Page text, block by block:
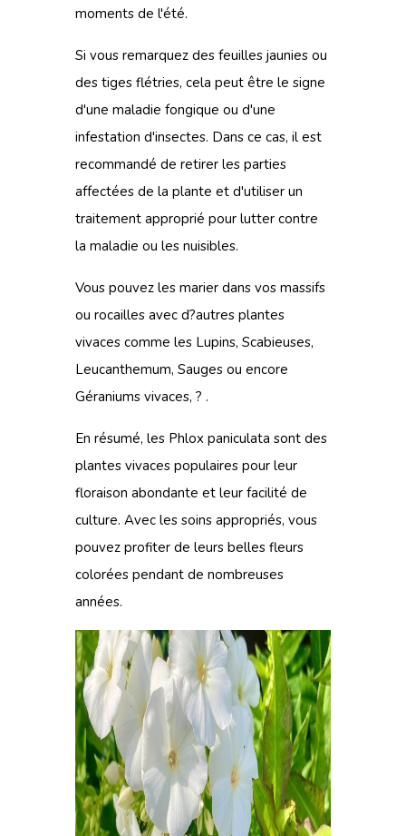
moments de l'été.
Si vous remarquez des feuilles jaunies ou
des tiges flétries, cela peut être le signe
d'une maladie fongique ou d'une
infestation d'insectes. Dans ce cas, il est
recommandé de retirer les parties
affectées de la plante et d'utiliser un
traitement approprié pour lutter contre
la maladie ou les nuisibles.
Vous pouvez les marier dans vos massifs
ou rocailles avec d?autres plantes
vivaces comme les Lupins, Scabieuses,
Leucanthemum, Sauges ou encore
Géraniums vivaces, ? .
En résumé, les Phlox paniculata sont des
plantes vivaces populaires pour leur
floraison abondante et leur facilité de
culture. Avec les soins appropriés, vous
pouvez profiter de leurs belles fleurs
colorées pendant de nombreuses
années.